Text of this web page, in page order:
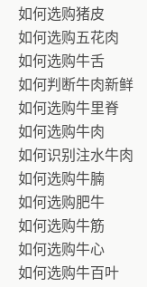
如何选购猪皮
如何选购五花肉
如何选购牛舌
如何判断牛肉新鲜
如何选购牛里脊
如何选购牛肉
如何识别注水牛肉
如何选购牛腩
如何选购肥牛
如何选购牛筋
如何选购牛心
如何选购牛百叶